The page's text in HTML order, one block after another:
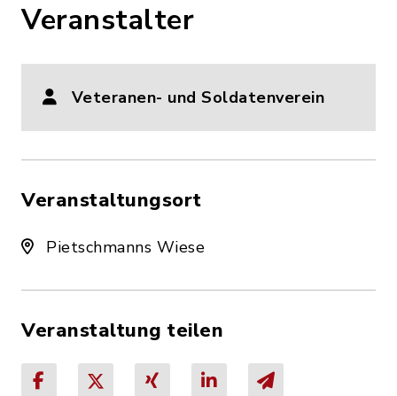
Veranstalter
Veteranen- und Soldatenverein
Veranstaltungsort
Pietschmanns Wiese
Veranstaltung teilen